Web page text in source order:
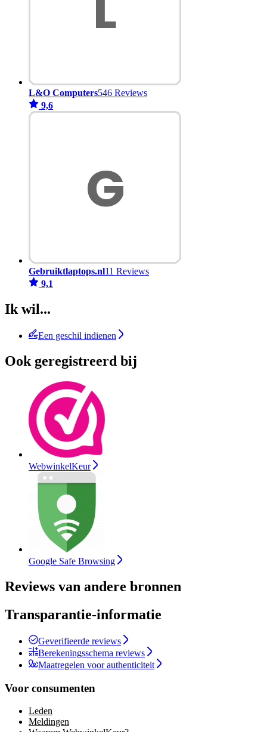
L&O Computers546 Reviews
9,6
Gebruiktlaptops.nl11 Reviews
9,1
Ik wil...
Een geschil indienen
Ook geregistreerd bij
WebwinkelKeur
Google Safe Browsing
Reviews van andere bronnen
Transparantie-informatie
Geverifieerde reviews
Berekeningsschema reviews
Maatregelen voor authenticiteit
Voor consumenten
Leden
Meldingen